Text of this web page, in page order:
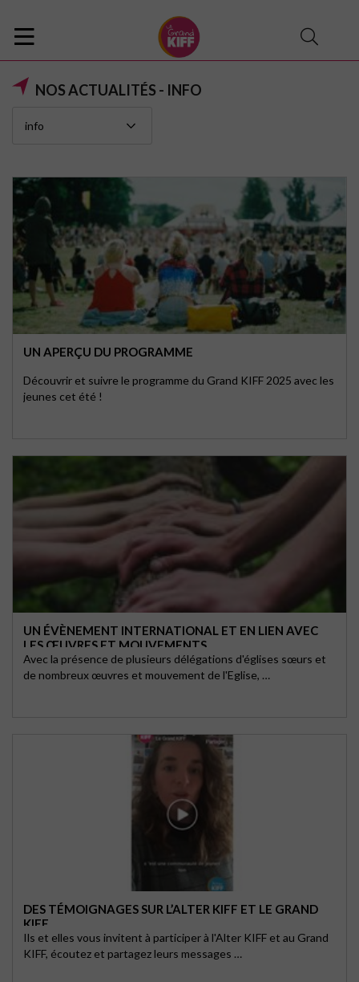
NOS ACTUALITÉS - INFO
UN APERÇU DU PROGRAMME
Découvrir et suivre le programme du Grand KIFF 2025 avec les
jeunes cet été !
UN ÉVÈNEMENT INTERNATIONAL ET EN LIEN AVEC
LES ŒUVRES ET MOUVEMENTS
Avec la présence de plusieurs délégations d'églises sœurs et
de nombreux œuvres et mouvement de l'Eglise, …
DES TÉMOIGNAGES SUR L’ALTER KIFF ET LE GRAND
KIFF
Ils et elles vous invitent à participer à l'Alter KIFF et au Grand
KIFF, écoutez et partagez leurs messages …